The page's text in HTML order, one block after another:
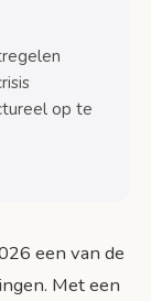
analyse en
en
op te
een van de
Met een